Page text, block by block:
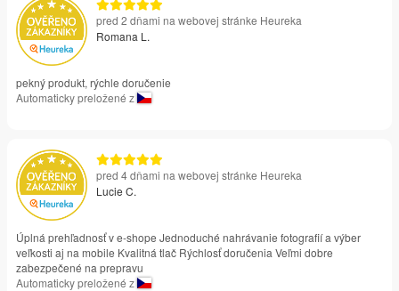
pred 2 dňami na webovej stránke Heureka
Romana L.
pekný produkt, rýchle doručenie
Automaticky preložené z
pred 4 dňami na webovej stránke Heureka
Lucie C.
Úplná prehľadnosť v e-shope Jednoduché nahrávanie fotografií a výber
veľkosti aj na mobile Kvalitná tlač Rýchlosť doručenia Veľmi dobre
zabezpečené na prepravu
Automaticky preložené z